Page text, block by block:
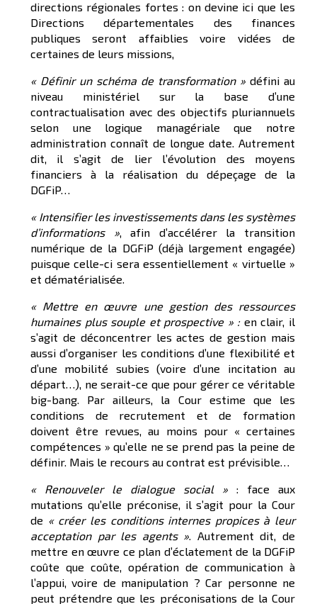
directions régionales fortes : on devine ici que les
Directions départementales des finances
publiques seront affaiblies voire vidées de
certaines de leurs missions,
« Définir un schéma de transformation » défini au
niveau ministériel sur la base d’une
contractualisation avec des objectifs pluriannuels
selon une logique managériale que notre
administration connaît de longue date. Autrement
dit, il s’agit de lier l’évolution des moyens
financiers à la réalisation du dépeçage de la
DGFiP…
« Intensifier les investissements dans les systèmes
d’informations », afin d’accélérer la transition
numérique de la DGFiP (déjà largement engagée)
puisque celle-ci sera essentiellement « virtuelle »
et dématérialisée.
« Mettre en œuvre une gestion des ressources
humaines plus souple et prospective » : en clair, il
s’agit de déconcentrer les actes de gestion mais
aussi d’organiser les conditions d’une flexibilité et
d’une mobilité subies (voire d’une incitation au
départ…), ne serait-ce que pour gérer ce véritable
big-bang. Par ailleurs, la Cour estime que les
conditions de recrutement et de formation
doivent être revues, au moins pour « certaines
compétences » qu’elle ne se prend pas la peine de
définir. Mais le recours au contrat est prévisible…
« Renouveler le dialogue social » : face aux
mutations qu’elle préconise, il s’agit pour la Cour
de « créer les conditions internes propices à leur
acceptation par les agents ». Autrement dit, de
mettre en œuvre ce plan d’éclatement de la DGFiP
coûte que coûte, opération de communication à
l’appui, voire de manipulation ? Car personne ne
peut prétendre que les préconisations de la Cour